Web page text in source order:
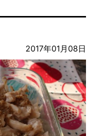
2017年01月08日